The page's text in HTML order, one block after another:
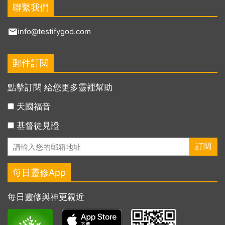
聯繫我們
info@testifygod.com
郵件訂閱
點擊訂閱 給您更多靈裡幫助
天國福音
基督徒見證
每日靈修App
每日靈修與神更親近